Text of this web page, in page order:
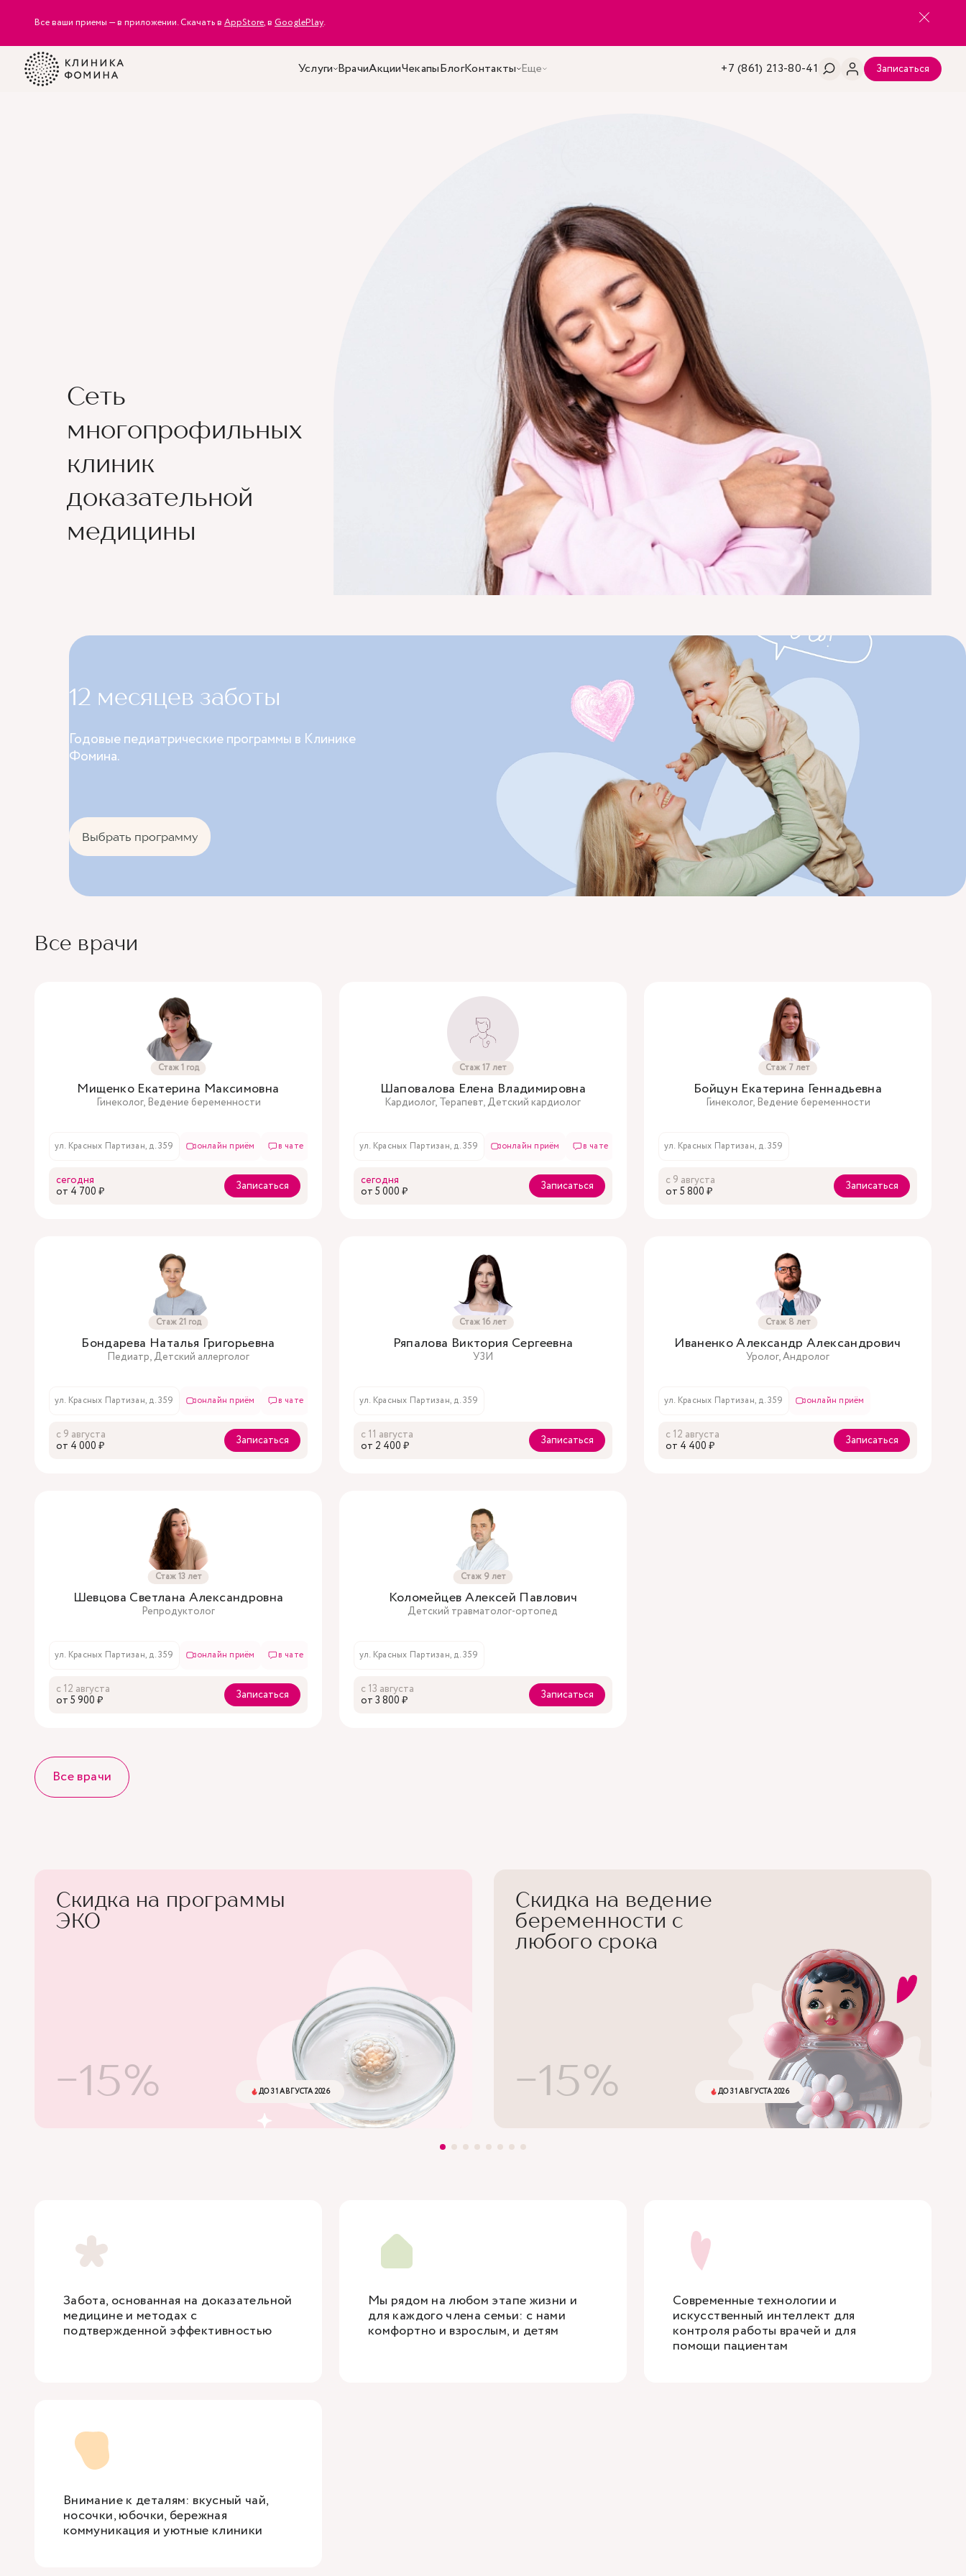
Все ваши приемы — в приложении. Скачать в AppStore, в GooglePlay.
Услуги ВрачиАкцииЧекапыБлогКонтакты Еще +7 (861) 213-80-41 Записаться
Сеть
многопрофильных
клиник
доказательной
медицины
12 месяцев заботы
Годовые педиатрические программы в Клинике
Фомина.
Выбрать программу
Все врачи
Стаж 1 год
Мищенко Екатерина Максимовна
Гинеколог, Ведение беременности
ул. Красных Партизан, д. 359 онлайн приём в чате
сегодня
oт 4 700 ₽
Записаться
Стаж 17 лет
Шаповалова Елена Владимировна
Кардиолог, Терапевт, Детский кардиолог
ул. Красных Партизан, д. 359 онлайн приём в чате
сегодня
oт 5 000 ₽
Записаться
Стаж 7 лет
Бойцун Екатерина Геннадьевна
Гинеколог, Ведение беременности
ул. Красных Партизан, д. 359
с 9 августа
oт 5 800 ₽
Записаться
Стаж 21 год
Бондарева Наталья Григорьевна
Педиатр, Детский аллерголог
ул. Красных Партизан, д. 359 онлайн приём в чате
с 9 августа
oт 4 000 ₽
Записаться
Стаж 16 лет
Ряпалова Виктория Сергеевна
УЗИ
ул. Красных Партизан, д. 359
с 11 августа
oт 2 400 ₽
Записаться
Стаж 8 лет
Иваненко Александр Александрович
Уролог, Андролог
ул. Красных Партизан, д. 359 онлайн приём
с 12 августа
oт 4 400 ₽
Записаться
Стаж 13 лет
Шевцова Светлана Александровна
Репродуктолог
ул. Красных Партизан, д. 359 онлайн приём в чате
с 12 августа
oт 5 900 ₽
Записаться
Стаж 9 лет
Коломейцев Алексей Павлович
Детский травматолог-ортопед
ул. Красных Партизан, д. 359
с 13 августа
oт 3 800 ₽
Записаться
Все врачи
Скидка на программы
ЭКО
-15% ДО 31 АВГУСТА 2026
Скидка на ведение
беременности с
любого срока
-15% ДО 31 АВГУСТА 2026
Забота, основанная на доказательной
медицине и методах с
подтвержденной эффективностью
Мы рядом на любом этапе жизни и
для каждого члена семьи: с нами
комфортно и взрослым, и детям
Современные технологии и
искусственный интеллект для
контроля работы врачей и для
помощи пациентам
Внимание к деталям: вкусный чай,
носочки, юбочки, бережная
коммуникация и уютные клиники